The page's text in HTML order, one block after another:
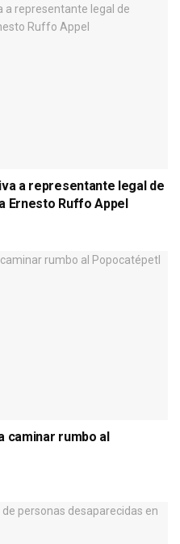
a representante legal de
Ernesto Ruffo Appel
caminar rumbo al